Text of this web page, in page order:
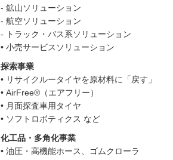
- 鉱山ソリューション
- 航空ソリューション
- トラック・バス系ソリューション
• 小売サービスソリューション
探索事業
• リサイクルータイヤを原材料に「戻す」
• AirFree®（エアフリー）
• 月面探査車用タイヤ
• ソフトロボティクス など
化工品・多角化事業
• 油圧・高機能ホース、ゴムクローラ